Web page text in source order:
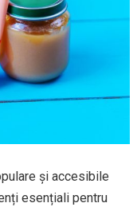
și accesibile
esențiali pentru